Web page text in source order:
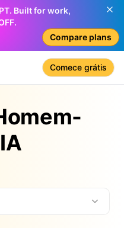
Built for work,
Compare plans
Comece grátis